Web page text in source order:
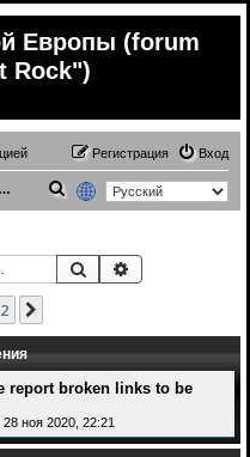
Европы (forum
Rock")
Вход
Регистрация
& SACD
с
Поиск
2
report broken links to be
28 ноя 2020, 22:21